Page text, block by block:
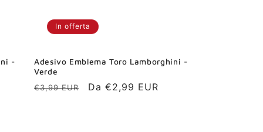
-
In offerta
Adesivo Emblema Toro Lamborghini -
Verde
Prezzo
€3,99 EUR
Prezzo
Da €2,99 EUR